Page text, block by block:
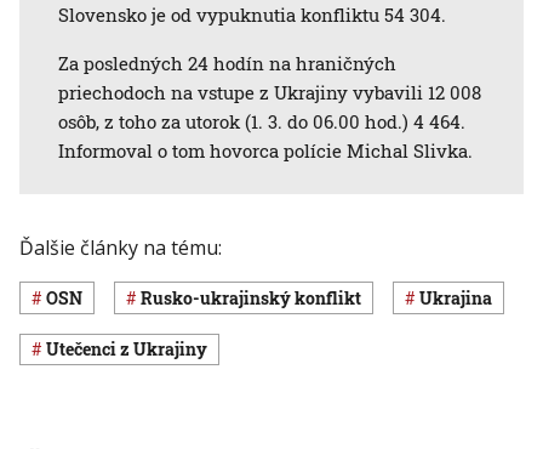
Slovensko je od vypuknutia konfliktu 54 304.
Za posledných 24 hodín na hraničných
priechodoch na vstupe z Ukrajiny vybavili 12 008
osôb, z toho za utorok (1. 3. do 06.00 hod.) 4 464.
Informoval o tom hovorca polície Michal Slivka.
Ďalšie články na tému:
OSN rusko-ukrajinský konflikt Ukrajina
utečenci z Ukrajiny